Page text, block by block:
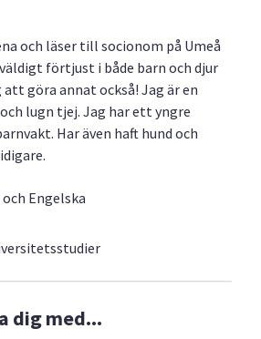
och läser till socionom på Umeå
förtjust i både barn och djur
göra annat också! Jag är en
lugn tjej. Jag har ett yngre
Har även haft hund och
Engelska
dig med...